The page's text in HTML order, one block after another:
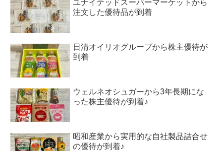
ユナイテッドスーパーマーケットから
注文した優待品が到着
日清オイリオグループから株主優待が
到着
ウェルネオシュガーから3年長期にな
った株主優待が到着♪
昭和産業から実用的な自社製品詰合せ
の優待が到着♪